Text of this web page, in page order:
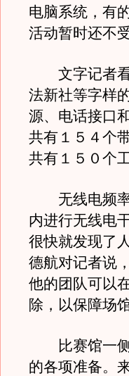
电脑系统，有
活动暂时还不
文字记者看
法新社等字样
源、电话接口
共有１５４个
共有１５０个
无线电频率
内进行无线电
很快就发现了
德航对记者说
他的团队可以
除，以保障场
比赛馆一侧
的各项准备。